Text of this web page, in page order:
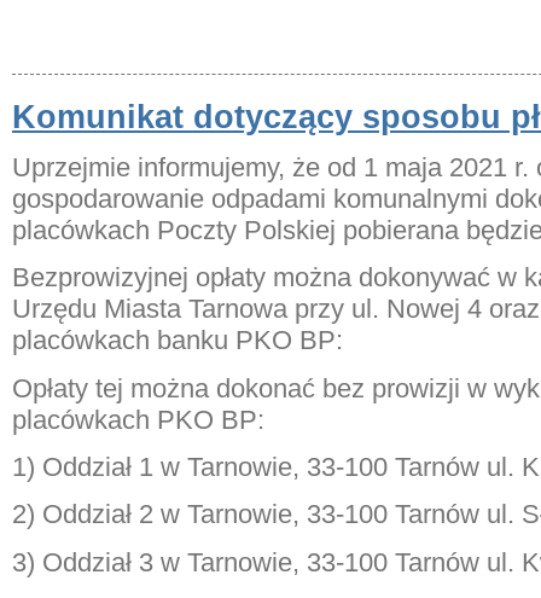
Komunikat dotyczący sposobu
Uprzejmie informujemy, że od 1 maja 2021 r.
gospodarowanie odpadami komunalnymi
placówkach Poczty Polskiej pobierana
Bezprowizyjnej opłaty można dokonywać w
Urzędu Miasta Tarnowa przy ul. Nowej 4
placówkach banku PKO BP:
Opłaty tej można dokonać bez prowizji w
placówkach PKO BP:
1) Oddział 1 w Tarnowie, 33-100 Tarnów ul.
2) Oddział 2 w Tarnowie, 33-100 Tarnów ul.
3) Oddział 3 w Tarnowie, 33-100 Tarnów ul.